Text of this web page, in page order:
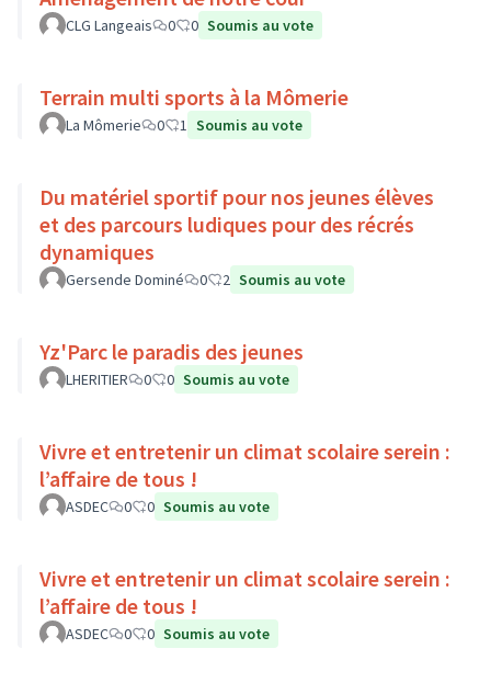
CLG Langeais 0 0 Soumis au vote
Terrain multi sports à la Mômerie
La Mômerie 0 1 Soumis au vote
Du matériel sportif pour nos jeunes élèves
et des parcours ludiques pour des récrés
dynamiques
Gersende Dominé 0 2 Soumis au vote
Yz'Parc le paradis des jeunes
LHERITIER 0 0 Soumis au vote
Vivre et entretenir un climat scolaire serein :
l’affaire de tous !
ASDEC 0 0 Soumis au vote
Vivre et entretenir un climat scolaire serein :
l’affaire de tous !
ASDEC 0 0 Soumis au vote